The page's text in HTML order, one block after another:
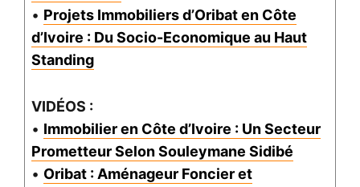
• Projets Immobiliers d’Oribat en Côte
d’Ivoire : Du Socio-Economique au Haut
Standing
VIDÉOS :
• Immobilier en Côte d’Ivoire : Un Secteur
Prometteur Selon Souleymane Sidibé
• Oribat : Aménageur Foncier et